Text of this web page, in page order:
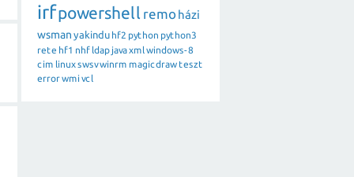
irfpowershell remoházi
wsman yakindu hf2 python python3
rete hf1 nhf ldap javaxml windows-8
cim linuxswsvwinrm magicdrawteszt
errorwmi vcl